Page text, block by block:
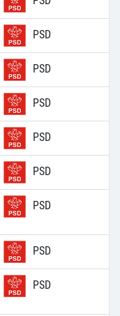
PSD
PSD
PSD
PSD
PSD
PSD
PSD
PSD